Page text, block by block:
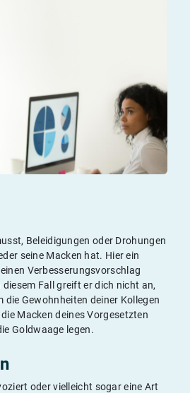
Beleidigungen oder Drohungen
seine Macken hat. Hier ein
Verbesserungsvorschlag
Fall greift er dich nicht an,
Gewohnheiten deiner Kollegen
Macken deines Vorgesetzten
Goldwaage legen.
oder vielleicht sogar eine Art